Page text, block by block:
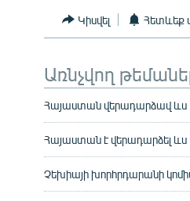
Կիսվել Հետևեք
Առնչվող
Հայաստան վերադարձավ ևս
Հայաստան է վերադարձել ևս
Չեխիայի խորհրդարանի